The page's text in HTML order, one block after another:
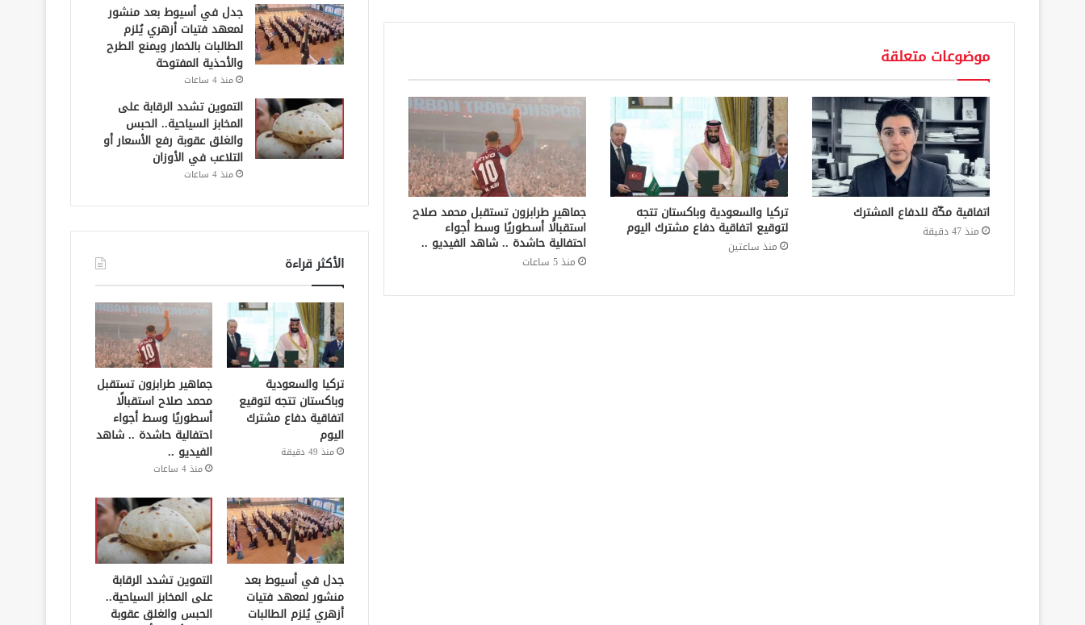
موضوعات متعلقة
اتفاقية مكّة للدفاع المشترك
منذ 47 دقيقة
تركيا والسعودية وباكستان تتجه
لتوقيع اتفاقية دفاع مشترك اليوم
منذ ساعتين
جماهير طرابزون تستقبل محمد صلاح
استقبالًا أسطوريًا وسط أجواء
احتفالية حاشدة .. شاهد الفيديو ..
منذ 5 ساعات
جدل في أسيوط بعد منشور
لمعهد فتيات أزهري يُلزم
الطالبات بالخمار ويمنع الطرح
والأحذية المفتوحة
منذ 4 ساعات
التموين تشدد الرقابة على
المخابز السياحية.. الحبس
والغلق عقوبة رفع الأسعار أو
التلاعب في الأوزان
منذ 4 ساعات
الأكثر قراءة
تركيا والسعودية
وباكستان تتجه لتوقيع
اتفاقية دفاع مشترك
اليوم
منذ 49 دقيقة
جماهير طرابزون تستقبل
محمد صلاح استقبالًا
أسطوريًا وسط أجواء
احتفالية حاشدة .. شاهد
الفيديو ..
منذ 4 ساعات
جدل في أسيوط بعد
منشور لمعهد فتيات
أزهري يُلزم الطالبات
التموين تشدد الرقابة
على المخابز السياحية..
الحبس والغلق عقوبة